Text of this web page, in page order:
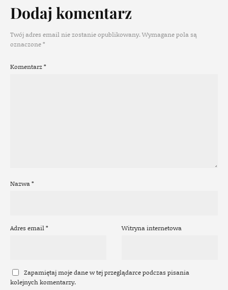
Dodaj komentarz
Twój adres email nie zostanie opublikowany.Wymagane pola są
oznaczone*
Komentarz*
Nazwa*
Adres email* Witryna internetowa
Zapamiętaj moje dane w tej przeglądarce podczas pisania
kolejnych komentarzy.